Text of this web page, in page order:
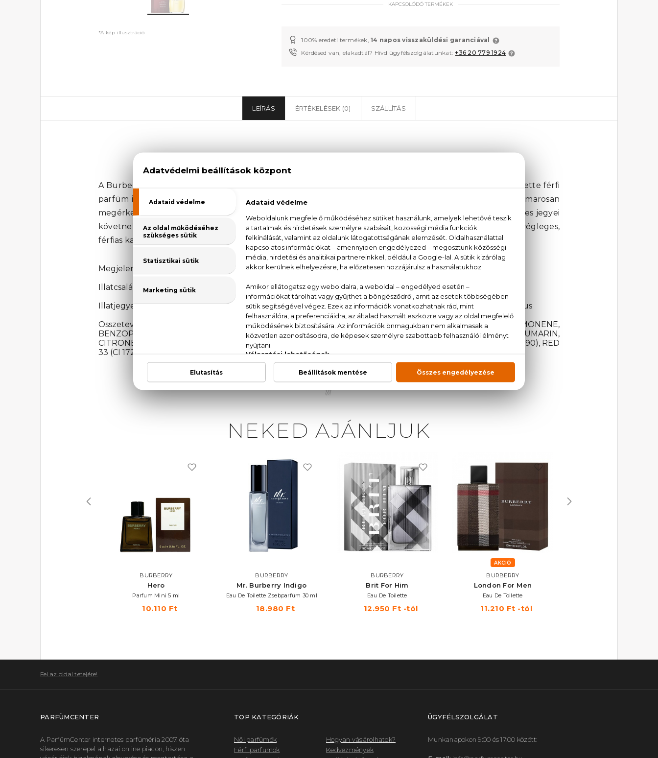
*A kép illusztráció
KAPCSOLÓDÓ TERMÉKEK
100% eredeti termékek,14 napos visszaküldési garanciával
Kérdésed van, elakadtál? Hívd ügyfélszolgálatunkat:+36 20 779 1924
LEÍRÁS ÉRTÉKELÉSEK (0) SZÁLLÍTÁS
A Burberry, mint márka, ismert a minőségéről és az eleganciáról, melyet a Burberry For Men Eau De Toilette férfi
parfüm is tökéletesen képvisel. A fás-aromás illatcsaládú parfüm első, friss és citrusos illatjegyei után hamarosan
megérkezik a kakukkfű, a menta és a muskátli, melyeket a szantálfa, a moha és a borostyánkő erdei, földes jegyei
követnek. A végeredmény egy mély, meleg és tartós illat, melyben a tonkabab és a cédrus adja meg a végleges,
férfias karaktert. Nyugodt, karizmatikus önbizalmadhoz illeszkedik ez a klasszikus illat: ne maradj le róla!
Megjelenési év: 1995
Illatcsalád: Fás-aromás
Illatjegyek: bergamott, levendula, kakukkfű, menta, geránium, szantálfa, moha, borostyánkő, tonkabab, cédrus
Összetevők: ALCOHOL DENAT., WATER, FRAGRANCE, ETHYLHEXYL METHOXYCINNAMATE, LIMONENE,
BENZOPHENONE-3, ETHYLHEXYL SALICYLATE, LINALOOL, BUTYL METHOXYDIBENZOYLMETHANE, COUMARIN,
CITRONELLOL, GERANIOL, ISOEUGENOL, CITRAL, BHT, YELLOW 5 (CI 19140), RED 4 (CI 14700), BLUE 1 (CI 42090), RED
33 (CI 17200).
NEKED AJÁNLJUK
BURBERRY
Hero
Parfum Mini 5 ml
10.110 Ft
BURBERRY
Mr. Burberry Indigo
Eau De Toilette Zsebparfüm 30 ml
18.980 Ft
BURBERRY
Brit For Him
Eau De Toilette
12.950 Ft -tól
AKCIÓ
BURBERRY
London For Men
Eau De Toilette
11.210 Ft -tól
Fel az oldal tetejére!
PARFÜMCENTER
A ParfümCenter internetes parfüméria 2007. óta
sikeresen szerepel a hazai online piacon, hiszen
TOP KATEGÓRIÁK
Női parfümök
Férfi parfümök
Hogyan vásárolhatok?
Kedvezmények
ÜGYFÉLSZOLGÁLAT
Munkanapokon 9:00 és 17:00 között: